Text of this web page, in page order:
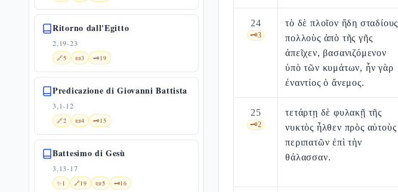
Ritorno dall'Egitto
2,19-23
🔗5 📜3 🗝️19
Predicazione di Giovanni Battista
3,1-12
🔗2 📜4 🗝️15
Battesimo di Gesù
3,13-17
✨1 🔗19 📜5 🗝️16
24
🗝️3
τὸ δὲ πλοῖον ἤδη σταδίους
πολλοὺς ἀπὸ τῆς γῆς
ἀπεῖχεν, βασανιζόμενον
ὑπὸ τῶν κυμάτων, ἦν γὰρ
ἐναντίος ὁ ἄνεμος.
25
🗝️2
τετάρτῃ δὲ φυλακῇ τῆς
νυκτὸς ἦλθεν πρὸς αὐτοὺς
περιπατῶν ἐπὶ τὴν
θάλασσαν.